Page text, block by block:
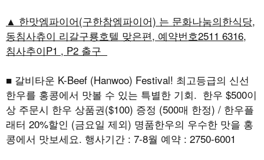
▲ 한맛엠파이어(구한참엠파이어) 는 문화나눔의한식당,
동침사츄이 리갈구룡호텔 맞은편, 예약번호2511 6316,
침사추이P1 , P2 출구
■ 갈비타운 K-Beef (Hanwoo) Festival! 최고등급의 신선
한우를 홍콩에서 맛볼 수 있는 특별한 기회. 한우 $500이
상 주문시 한우 상품권($100) 증정 (500매 한정) / 한우플
래터 20%할인 (금요일 제외) 명품한우의 우수한 맛을 홍
콩에서 맛보세요. 행사기간 : 7-8월 예약 : 2750-6001